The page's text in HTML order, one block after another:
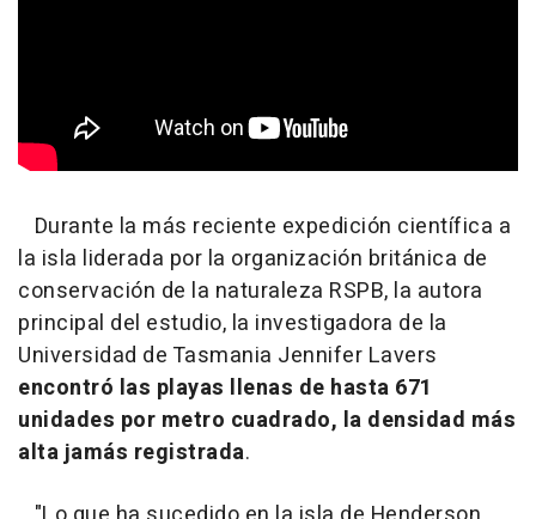
Durante la más reciente expedición científica a
la isla liderada por la organización británica de
conservación de la naturaleza RSPB, la autora
principal del estudio, la investigadora de la
Universidad de Tasmania Jennifer Lavers
encontró las playas llenas de hasta 671
unidades por metro cuadrado, la densidad más
alta jamás registrada.